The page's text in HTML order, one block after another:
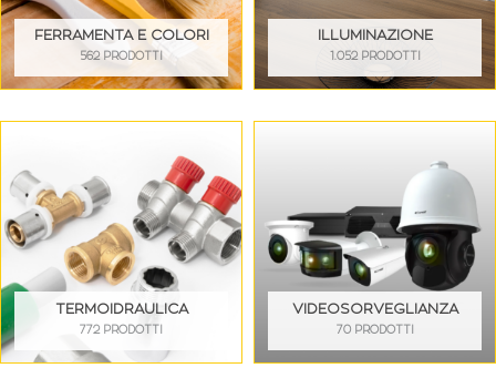
FERRAMENTA E COLORI
562 PRODOTTI
ILLUMINAZIONE
1.052 PRODOTTI
TERMOIDRAULICA
772 PRODOTTI
VIDEOSORVEGLIANZA
70 PRODOTTI